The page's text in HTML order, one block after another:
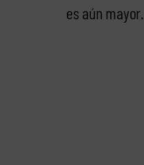
es aún mayor.